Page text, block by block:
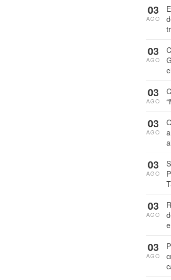
03
AGO
03
AGO
03
AGO
03
AGO
03
AGO
03
AGO
03
AGO